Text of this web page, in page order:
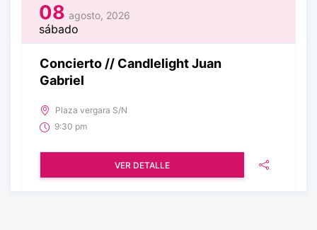
08 agosto, 2026
sábado
Concierto // Candlelight Juan
Gabriel
Plaza vergara S/N
9:30 pm
VER DETALLE